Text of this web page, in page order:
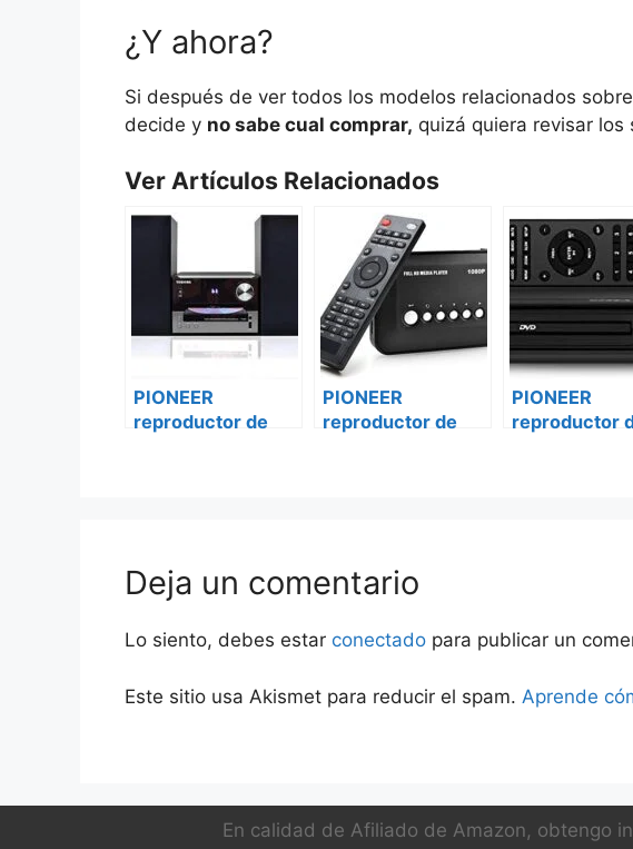
¿Y ahora?
Si después de ver todos los modelos relacionados
decide y no sabe cual comprar, quizá quiera revisar
Ver Artículos Relacionados
PIONEER
reproductor de
PIONEER
reproductor de
PIONEER
reproductor
Deja un comentario
Lo siento, debes estar conectado para publicar un
Este sitio usa Akismet para reducir el spam. Aprende
En calidad de Afiliado de Amazon, obtengo